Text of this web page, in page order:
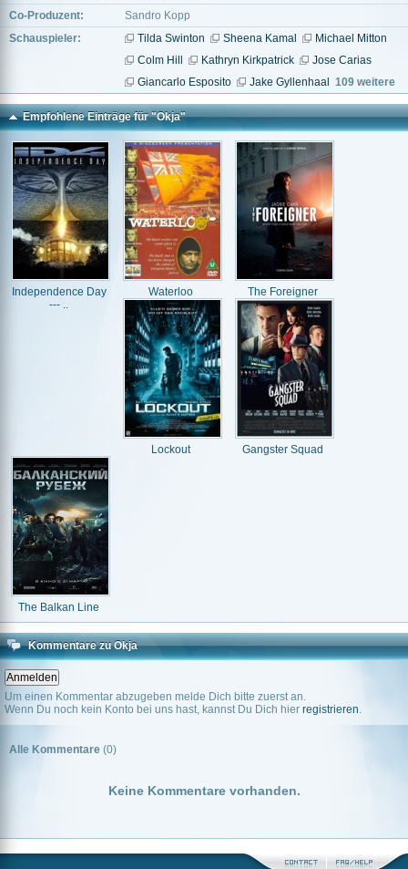
Co-Produzent:
Sandro Kopp
Schauspieler:
Tilda Swinton Sheena Kamal
Michael Mitton
Colm Hill
Kathryn Kirkpatrick
Jose Carias
Giancarlo Esposito
Jake Gyllenhaal 109 weitere
Empfohlene Einträge für "Okja"
Independence Day
--- ..
Waterloo The Foreigner
Lockout Gangster Squad
The Balkan Line
Kommentare zu Okja
Um einen Kommentar abzugeben melde Dich bitte zuerst an.
Wenn Du noch kein Konto bei uns hast, kannst Du Dich hier registrieren.
Alle Kommentare (0)
Keine Kommentare vorhanden.